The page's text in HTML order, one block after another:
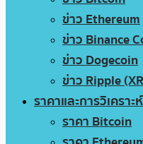
ข่าว Ethereum
ข่าว Binance
ข่าว Dogecoin
ข่าว Ripple
ราคาและการวิเคราะห์
ราคา Bitcoin